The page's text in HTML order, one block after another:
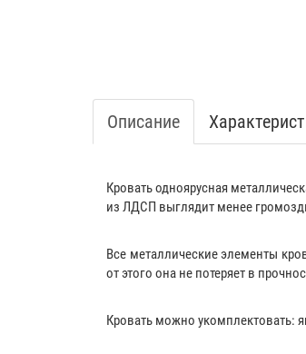
Описание
Кровать одноярусная
из ЛДСП выглядит менее
Все металлические элементы
от этого она не потеряет в
Кровать можно укомплектовать: